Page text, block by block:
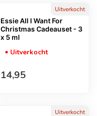
Uitverkocht
Essie All I Want For
Christmas Cadeauset - 3
x 5 ml
Uitverkocht
Normale prijs
14,95
Uitverkocht